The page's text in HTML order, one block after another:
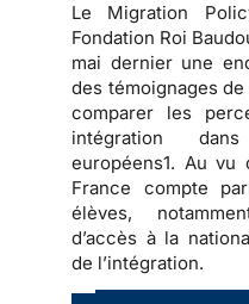
Le Migration
Fondation Roi
mai dernier une
des témoignages
comparer les
intégration
européens1. Au vu
France compte
élèves,
d’accès à la
de l’intégration.